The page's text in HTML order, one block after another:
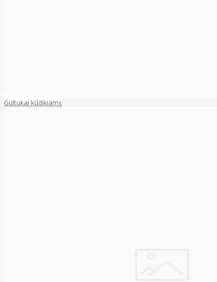
Gultukai kūdikiams